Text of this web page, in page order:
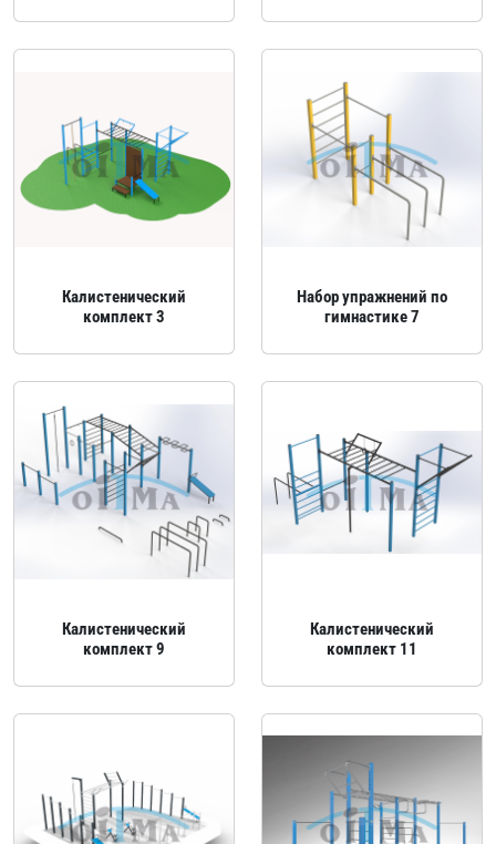
Калистенический
комплект 3
Набор упражнений по
гимнастике 7
Калистенический
комплект 9
Калистенический
комплект 11